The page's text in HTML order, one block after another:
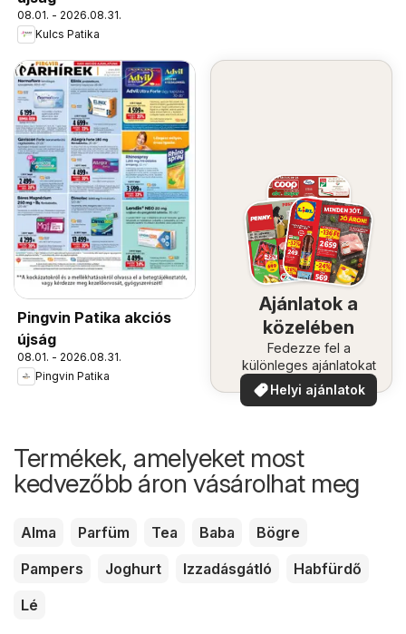
08.01. - 2026.08.31.
Kulcs Patika
Pingvin Patika akciós
újság
08.01. - 2026.08.31.
Pingvin Patika
Ajánlatok a
közelében
Fedezze fel a
különleges ajánlatokat
Helyi ajánlatok
Termékek, amelyeket most
kedvezőbb áron vásárolhat meg
Alma Parfüm Tea Baba
Bögre
Pampers
Joghurt Izzadásgátló
Habfürdő
Lé